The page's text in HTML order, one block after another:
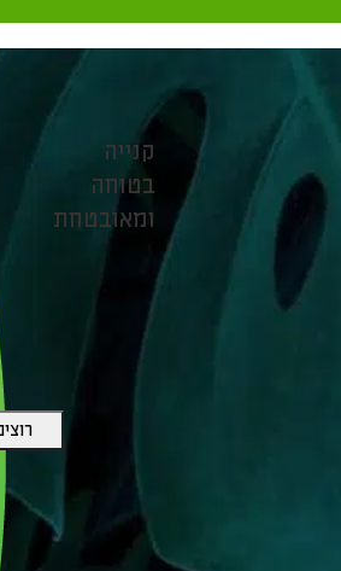
קנייה
בטוחה
ומאובטחת